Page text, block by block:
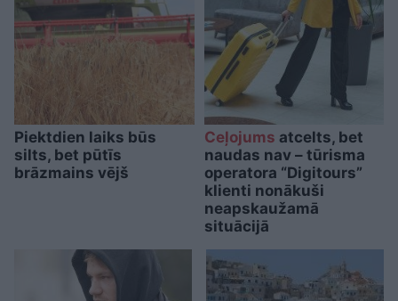
Piektdien laiks būs
silts, bet pūtīs
brāzmains vējš
Ceļojums atcelts, bet
naudas nav – tūrisma
operatora “Digitours”
klienti nonākuši
neapskaužamā
situācijā